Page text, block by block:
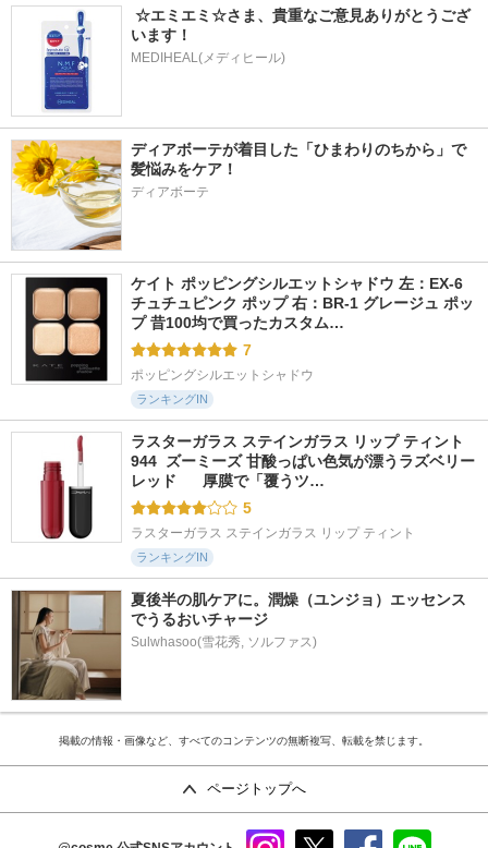
☆エミエミ☆さま、貴重なご意見ありがとうござ
います！
MEDIHEAL(メディヒール)
ディアボーテが着目した「ひまわりのちから」で
髪悩みをケア！
ディアボーテ
ケイト ポッピングシルエットシャドウ 左：EX-6
チュチュピンク ポップ 右：BR-1 グレージュ ポッ
プ 昔100均で買ったカスタム…
7
ポッピングシルエットシャドウ
ランキングIN
ラスターガラス ステインガラス リップ ティント
944  ズーミーズ 甘酸っぱい色気が漂うラズベリー
レッド      厚膜で「覆うツ…
5
ラスターガラス ステインガラス リップ ティント
ランキングIN
夏後半の肌ケアに。潤燥（ユンジョ）エッセンス
でうるおいチャージ
Sulwhasoo(雪花秀, ソルファス)
掲載の情報・画像など、すべてのコンテンツの無断複写、転載を禁じます。
ページトップへ